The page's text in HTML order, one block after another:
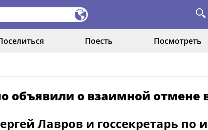
Поесть Посмотреть
объявили о взаимной отмене
Лавров и госсекретарь по